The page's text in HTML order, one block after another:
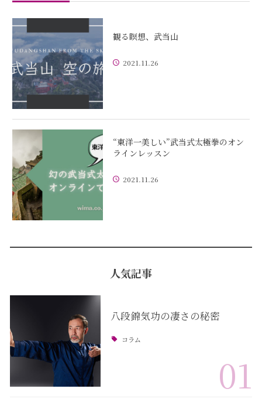
観る瞑想、武当山
2021.11.26
“東洋一美しい”武当式太極拳のオン
ラインレッスン
2021.11.26
人気記事
八段錦気功の凄さの秘密
コラム
01